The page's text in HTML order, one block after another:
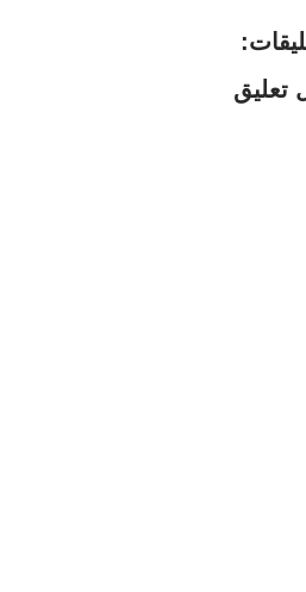
تعليق